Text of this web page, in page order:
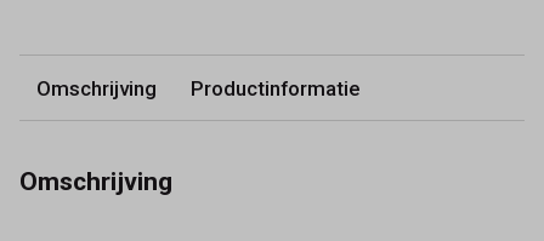
Omschrijving Productinformatie
Omschrijving